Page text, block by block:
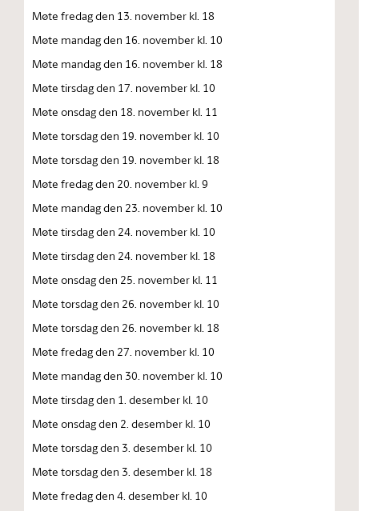
Møte fredag den 13. november kl. 18
Møte mandag den 16. november kl. 10
Møte mandag den 16. november kl. 18
Møte tirsdag den 17. november kl. 10
Møte onsdag den 18. november kl. 11
Møte torsdag den 19. november kl. 10
Møte torsdag den 19. november kl. 18
Møte fredag den 20. november kl. 9
Møte mandag den 23. november kl. 10
Møte tirsdag den 24. november kl. 10
Møte tirsdag den 24. november kl. 18
Møte onsdag den 25. november kl. 11
Møte torsdag den 26. november kl. 10
Møte torsdag den 26. november kl. 18
Møte fredag den 27. november kl. 10
Møte mandag den 30. november kl. 10
Møte tirsdag den 1. desember kl. 10
Møte onsdag den 2. desember kl. 10
Møte torsdag den 3. desember kl. 10
Møte torsdag den 3. desember kl. 18
Møte fredag den 4. desember kl. 10